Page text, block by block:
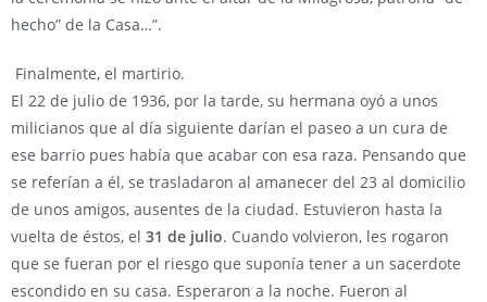
hecho” de la Casa…”.
Finalmente, el martirio.
El 22 de julio de 1936, por la tarde, su hermana oyó a unos
milicianos que al día siguiente darían el paseo a un cura de
ese barrio pues había que acabar con esa raza. Pensando que
se referían a él, se trasladaron al amanecer del 23 al domicilio
de unos amigos, ausentes de la ciudad. Estuvieron hasta la
vuelta de éstos, el 31 de julio. Cuando volvieron, les rogaron
que se fueran por el riesgo que suponía tener a un sacerdote
escondido en su casa. Esperaron a la noche. Fueron al